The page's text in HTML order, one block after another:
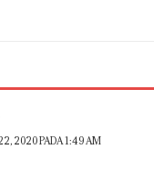
2020 PADA 1:49 AM